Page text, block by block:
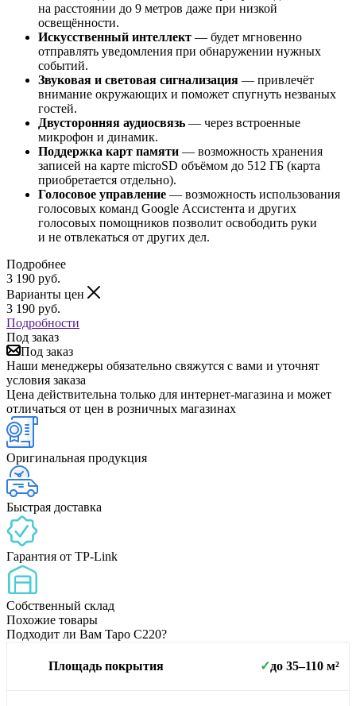
на расстоянии до 9 метров даже при низкой
освещённости.
Искусственный интеллект — будет мгновенно
отправлять уведомления при обнаружении нужных
событий.
Звуковая и световая сигнализация — привлечёт
внимание окружающих и поможет спугнуть незваных
гостей.
Двусторонняя аудиосвязь — через встроенные
микрофон и динамик.
Поддержка карт памяти — возможность хранения
записей на карте microSD объёмом до 512 ГБ (карта
приобретается отдельно).
Голосовое управление — возможность использования
голосовых команд Google Ассистента и других
голосовых помощников позволит освободить руки
и не отвлекаться от других дел.
Подробнее
3 190 руб.
Варианты цен
3 190 руб.
Подробности
Под заказ
Под заказ
Наши менеджеры обязательно свяжутся с вами и уточнят
условия заказа
Цена действительна только для интернет-магазина и может
отличаться от цен в розничных магазинах
Оригинальная продукция
Быстрая доставка
Гарантия от TP-Link
Собственный склад
Похожие товары
Подходит ли Вам Tapo C220?
Площадь покрытия ✓до 35–110 м²